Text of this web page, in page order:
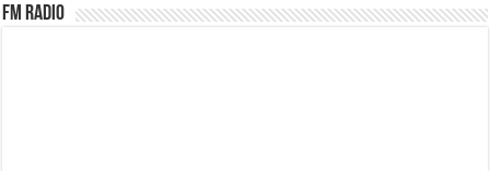
FM Radio